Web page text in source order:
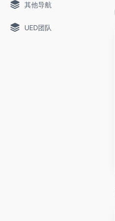
其他导航
UED团队